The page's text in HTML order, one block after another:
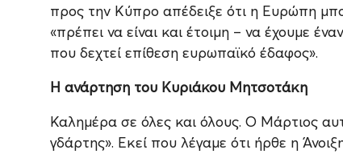
προς την Κύπρο απέδειξε ότι η Ευρώπη
«πρέπει να είναι και έτοιμη – να έχουμε
που δεχτεί επίθεση ευρωπαϊκό έδαφος».
Η ανάρτηση του Κυριάκου Μητσοτάκη
Καλημέρα σε όλες και όλους. Ο Μάρτιος
γδάρτης». Εκεί που λέγαμε ότι ήρθε η